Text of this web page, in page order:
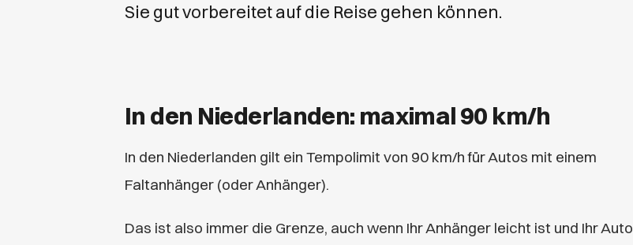
Sie gut vorbereitet auf die Reise gehen können.
In den Niederlanden: maximal 90 km/h
In den Niederlanden gilt ein Tempolimit von 90 km/hfür Autos mit einem
Faltanhänger (oderAnhänger).
Das ist also immer die Grenze, auch wenn Ihr Anhänger leicht ist und Ihr Auto